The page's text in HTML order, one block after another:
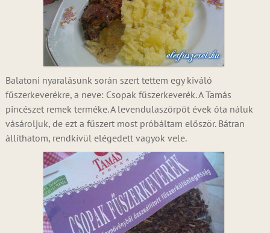
Balatoni nyaralásunk során szert tettem egy kiváló
fűszerkeverékre, a neve: Csopak fűszerkeverék. A Tamás
pincészet remek terméke. A levendulaszörpöt évek óta náluk
vásároljuk, de ezt a fűszert most próbáltam először. Bátran
állíthatom, rendkívül elégedett vagyok vele.